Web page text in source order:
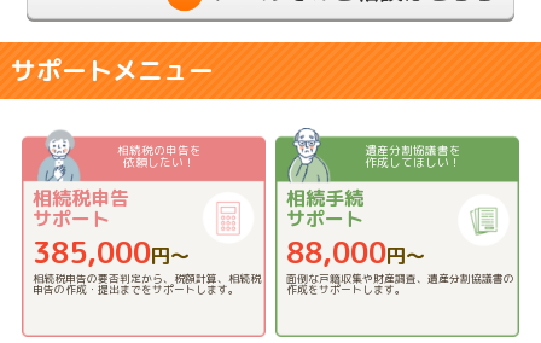
サポートメニュー
相続税の申告を
依頼したい！
相続税申告
サポート
385,000円〜
相続税申告の要否判定から、税額計算、相続税
申告の作成・提出までをサポートします。
遺産分割協議書を
作成してほしい！
相続手続
サポート
88,000円〜
面倒な戸籍収集や財産調査、遺産分割協議書の
作成をサポートします。